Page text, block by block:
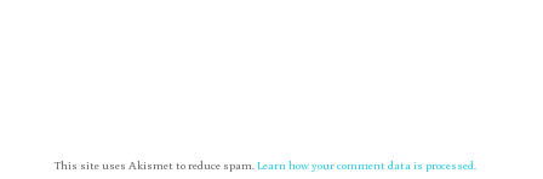
This site uses Akismet to reduce spam.Learn how your comment data is processed.